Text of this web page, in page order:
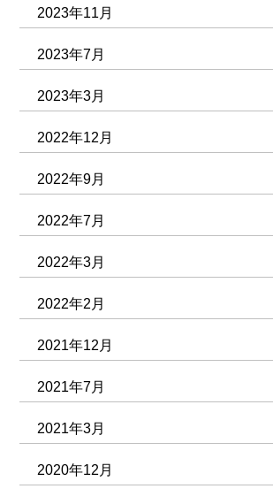
2023年11月
2023年7月
2023年3月
2022年12月
2022年9月
2022年7月
2022年3月
2022年2月
2021年12月
2021年7月
2021年3月
2020年12月